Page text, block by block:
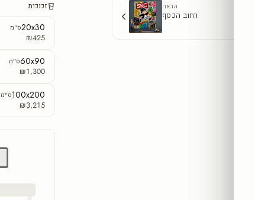
הבאה
רחוב הכסף
זכוכית
20x30ס"מ
₪425
60x90ס"מ
₪1,300
100x200ס"מ
₪3,215